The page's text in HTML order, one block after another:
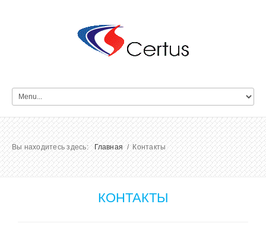
Вы находитесь здесь:Главная/ Контакты
КОНТАКТЫ